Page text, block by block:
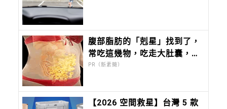
腹部脂肪的「剋星」找到了，
常吃這幾物，吃走大肚囊，瘦
出小蠻腰
PR（新素簡）
【2026 空間救星】台灣 5 款